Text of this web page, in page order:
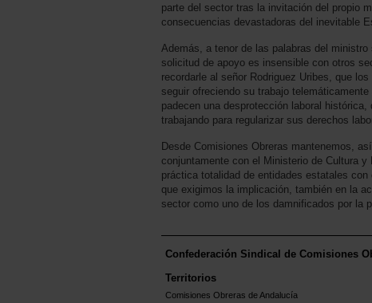
parte del sector tras la invitación del propio
consecuencias devastadoras del inevitable
Además, a tenor de las palabras del
solicitud de apoyo es insensible con otros
recordarle al señor Rodriguez Uribes, que
seguir ofreciendo su trabajo
padecen una desprotección laboral
trabajando para regularizar sus derechos
Desde Comisiones Obreras mantenemos,
conjuntamente con el Ministerio de Cultura
práctica totalidad de entidades estatales
que exigimos la implicación, también en la
sector como uno de los damnificados por la
Confederación Sindical de Comisiones
Territorios
Comisiones Obreras de Andalucía